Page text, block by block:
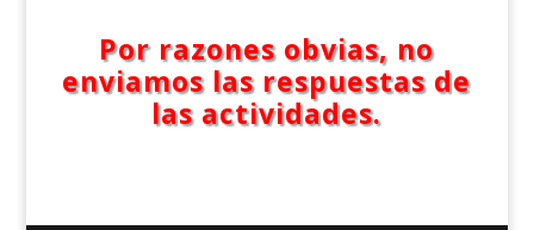
Por razones obvias, no
enviamos las respuestas de
las actividades.